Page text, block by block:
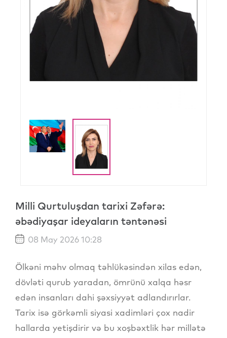
Milli Qurtuluşdan tarixi Zəfərə:
əbədiyaşar ideyaların təntənəsi
08 May 2026 10:28
Ölkəni məhv olmaq təhlükəsindən xilas edən,
dövləti qurub yaradan, ömrünü xalqa həsr
edən insanları dahi şəxsiyyət adlandırırlar.
Tarix isə görkəmli siyasi xadimləri çox nadir
hallarda yetişdirir və bu xoşbəxtlik hər millətə